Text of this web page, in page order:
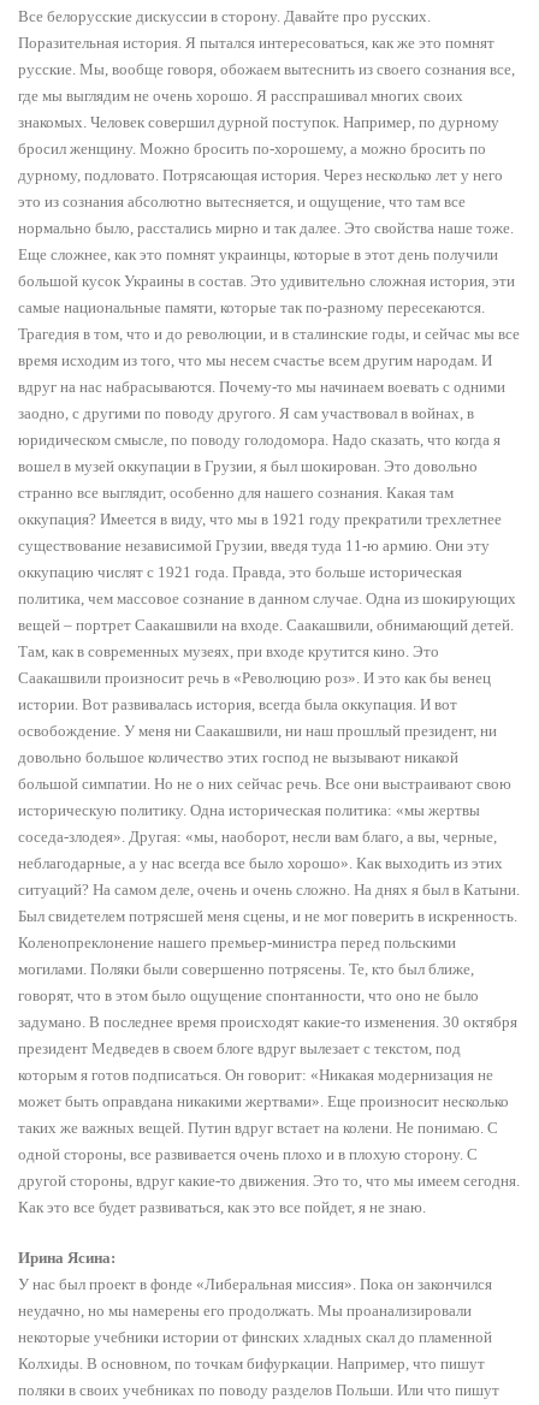
Все белорусские дискуссии в сторону. Давайте про русских.
Поразительная история. Я пытался интересоваться, как же это помнят
русские. Мы, вообще говоря, обожаем вытеснить из своего сознания все,
где мы выглядим не очень хорошо. Я расспрашивал многих своих
знакомых. Человек совершил дурной поступок. Например, по дурному
бросил женщину. Можно бросить по-хорошему, а можно бросить по
дурному, подловато. Потрясающая история. Через несколько лет у него
это из сознания абсолютно вытесняется, и ощущение, что там все
нормально было, расстались мирно и так далее. Это свойства наше тоже.
Еще сложнее, как это помнят украинцы, которые в этот день получили
большой кусок Украины в состав. Это удивительно сложная история, эти
самые национальные памяти, которые так по-разному пересекаются.
Трагедия в том, что и до революции, и в сталинские годы, и сейчас мы все
время исходим из того, что мы несем счастье всем другим народам. И
вдруг на нас набрасываются. Почему-то мы начинаем воевать с одними
заодно, с другими по поводу другого. Я сам участвовал в войнах, в
юридическом смысле, по поводу голодомора. Надо сказать, что когда я
вошел в музей оккупации в Грузии, я был шокирован. Это довольно
странно все выглядит, особенно для нашего сознания. Какая там
оккупация? Имеется в виду, что мы в 1921 году прекратили трехлетнее
существование независимой Грузии, введя туда 11-ю армию. Они эту
оккупацию числят с 1921 года. Правда, это больше историческая
политика, чем массовое сознание в данном случае. Одна из шокирующих
вещей – портрет Саакашвили на входе. Саакашвили, обнимающий детей.
Там, как в современных музеях, при входе крутится кино. Это
Саакашвили произносит речь в «Революцию роз». И это как бы венец
истории. Вот развивалась история, всегда была оккупация. И вот
освобождение. У меня ни Саакашвили, ни наш прошлый президент, ни
довольно большое количество этих господ не вызывают никакой
большой симпатии. Но не о них сейчас речь. Все они выстраивают свою
историческую политику. Одна историческая политика: «мы жертвы
соседа-злодея». Другая: «мы, наоборот, несли вам благо, а вы, черные,
неблагодарные, а у нас всегда все было хорошо». Как выходить из этих
ситуаций? На самом деле, очень и очень сложно. На днях я был в Катыни.
Был свидетелем потрясшей меня сцены, и не мог поверить в искренность.
Коленопреклонение нашего премьер-министра перед польскими
могилами. Поляки были совершенно потрясены. Те, кто был ближе,
говорят, что в этом было ощущение спонтанности, что оно не было
задумано. В последнее время происходят какие-то изменения. 30 октября
президент Медведев в своем блоге вдруг вылезает с текстом, под
которым я готов подписаться. Он говорит: «Никакая модернизация не
может быть оправдана никакими жертвами». Еще произносит несколько
таких же важных вещей. Путин вдруг встает на колени. Не понимаю. С
одной стороны, все развивается очень плохо и в плохую сторону. С
другой стороны, вдруг какие-то движения. Это то, что мы имеем сегодня.
Как это все будет развиваться, как это все пойдет, я не знаю.
Ирина Ясина:
У нас был проект в фонде «Либеральная миссия». Пока он закончился
неудачно, но мы намерены его продолжать. Мы проанализировали
некоторые учебники истории от финских хладных скал до пламенной
Колхиды. В основном, по точкам бифуркации. Например, что пишут
поляки в своих учебниках по поводу разделов Польши. Или что пишут